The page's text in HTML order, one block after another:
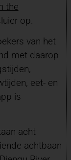
the
op.
van het
met daarop
eet- en
is
acht
achtbaan